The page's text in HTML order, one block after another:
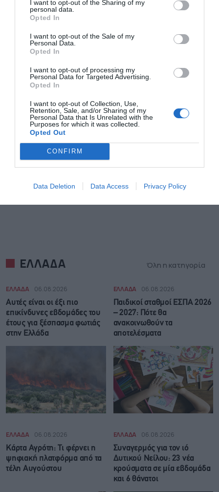
I want to opt-out of the Sharing of my
personal data.
Opted In
I want to opt-out of the Sale of my
Personal Data.
Opted In
I want to opt-out of processing my
Personal Data for Targeted Advertising.
Opted In
I want to opt-out of Collection, Use,
Retention, Sale, and/or Sharing of my
Personal Data that Is Unrelated with the
Purposes for which it was collected.
Opted Out
CONFIRM
Data Deletion Data Access Privacy Policy
ΕΛΛΑΔΑ Όλη η κατηγορία
ΕΛΛΑΔΑ 06.08.2026
Αυτές είναι οι έξι πιο
επικίνδυνες εβδομάδες του
έτους για ξέσπασμα φωτιάς
στην Ελλάδα
ΕΛΛΑΔΑ 06.08.2026
Παιδικοί σταθμοί ΕΣΠΑ 2026
– 2027: Πότε θα
ανακοινωθούν τα
αποτελέσματα
ΕΛΛΑΔΑ 06.08.2026
Κάρτα Αγρότη: Τι φέρνει η
ψηφιακή πλατφόρμα από τα
τέλη Αυγούστου
ΕΛΛΑΔΑ 06.08.2026
Συναγερμός για τον ιό
Δυτικού Νείλου: 23 νέα
κρούσματα σε μία εβδομάδα
και 6 θάνατοι